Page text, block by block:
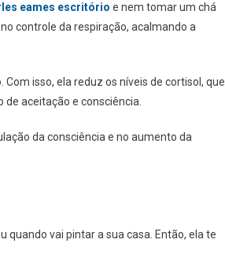
eames escritório e nem tomar um chá
controle da respiração, acalmando a
isso, ela reduz os níveis de cortisol, que
aceitação e consciência.
da consciência e no aumento da
quando vai pintar a sua casa. Então, ela te